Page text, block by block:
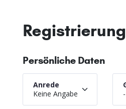
Registrierung
Persönliche Daten
Anrede
Keine Angabe